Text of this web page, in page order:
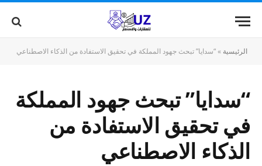
الرئيسية »“سدايا” تبحث جهود المملكة في تحقيق الاستفادة من الذكاء الاصطناعي
“سدايا” تبحث جهود المملكة
في تحقيق الاستفادة من
الذكاء الاصطناعي